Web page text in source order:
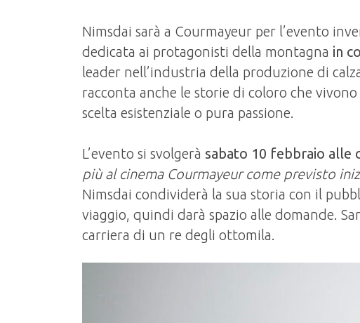
Nimsdai sarà a Courmayeur per l’evento
dedicata ai protagonisti della montagna in
leader nell’industria della produzione di
racconta anche le storie di coloro che
scelta esistenziale o pura passione.
L’evento si svolgerà sabato 10 febbraio alle
più al cinema Courmayeur come previsto
Nimsdai condividerà la sua storia con il
viaggio, quindi darà spazio alle domande.
carriera di un re degli ottomila.